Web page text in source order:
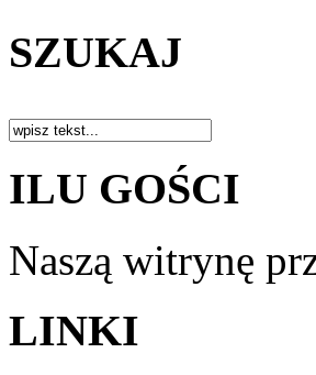
SZUKAJ
ILU GOŚCI
Naszą witrynę
LINKI